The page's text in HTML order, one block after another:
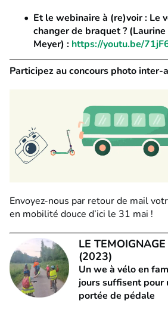
Et le webinaire à (re)voir : Le
changer de braquet ?
Meyer) : https://youtu.be/
Participez au concours photo inter-
Envoyez-nous par retour de mail
en mobilité douce d’ici le 31 mai !
LE
(2023)
Un we à vélo en
jours suffisent pour
portée de pédale